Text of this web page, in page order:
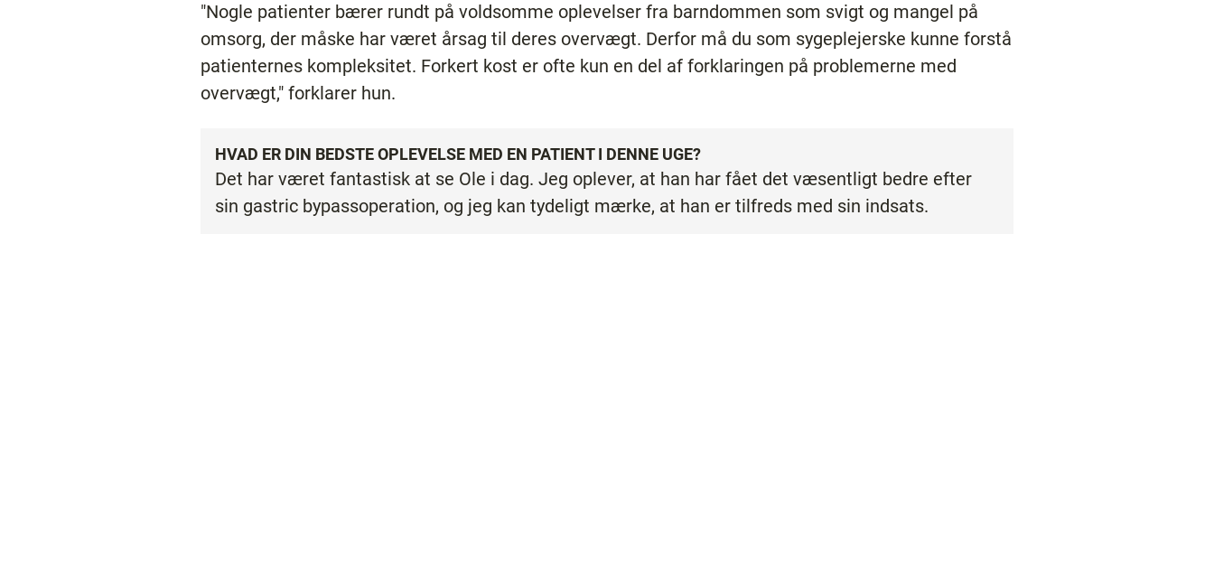
"Nogle patienter bærer rundt på voldsomme oplevelser fra barndommen som svigt og mangel på
omsorg, der måske har været årsag til deres overvægt. Derfor må du som sygeplejerske kunne forstå
patienternes kompleksitet. Forkert kost er ofte kun en del af forklaringen på problemerne med
overvægt," forklarer hun.
HVAD ER DIN BEDSTE OPLEVELSE MED EN PATIENT I DENNE UGE?
Det har været fantastisk at se Ole i dag. Jeg oplever, at han har fået det væsentligt bedre efter
sin gastric bypassoperation, og jeg kan tydeligt mærke, at han er tilfreds med sin indsats.